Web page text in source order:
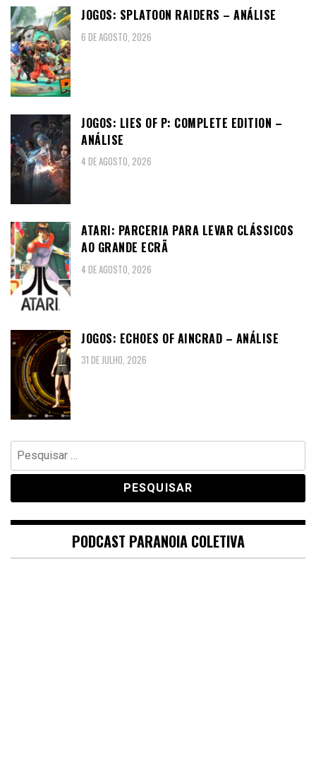
JOGOS: SPLATOON RAIDERS – ANÁLISE
6 DE AGOSTO, 2026
JOGOS: LIES OF P: COMPLETE EDITION –
ANÁLISE
4 DE AGOSTO, 2026
ATARI: PARCERIA PARA LEVAR CLÁSSICOS
AO GRANDE ECRÃ
4 DE AGOSTO, 2026
JOGOS: ECHOES OF AINCRAD – ANÁLISE
31 DE JULHO, 2026
Pesquisar
por:
PODCAST PARANOIA COLETIVA